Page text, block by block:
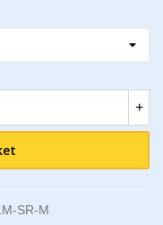
+
SR-M